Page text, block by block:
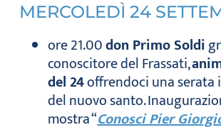
MERCOLEDÌ 24
ore 21.00don Primo Soldi
conoscitore del Frassati,
del 24offrendoci una serata
del nuovo santo.
mostra “Conosci Pier